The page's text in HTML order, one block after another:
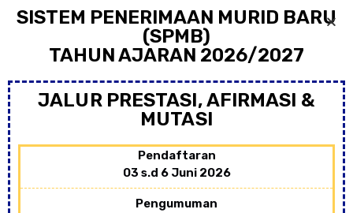
Sujiono, M.Pd I
SISTEM PENERIMAAN MURID BARU
(SPMB)
TAHUN AJARAN 2026/2027
JALUR PRESTASI, AFIRMASI &
MUTASI
Pendaftaran
03 s.d 6 Juni 2026
Pengumuman